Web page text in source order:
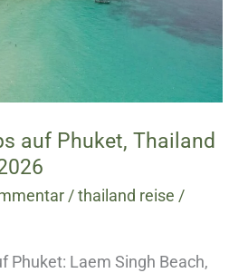
auf Phuket, Thailand
/thailand reise /
Phuket: Laem Singh Beach,